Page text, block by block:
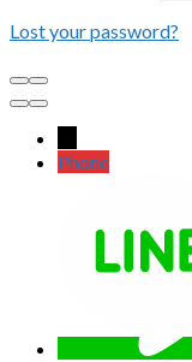
Lost your password?
Phone